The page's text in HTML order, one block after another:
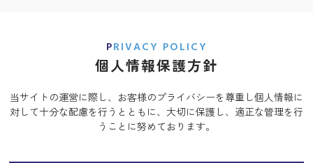
PRIVACY POLICY
個人情報保護方針
当サイトの運営に際し、お客様のプライバシーを尊重し個人情報に
対して十分な配慮を行うとともに、 大切に保護し、適正な管理を行
うことに努めております。